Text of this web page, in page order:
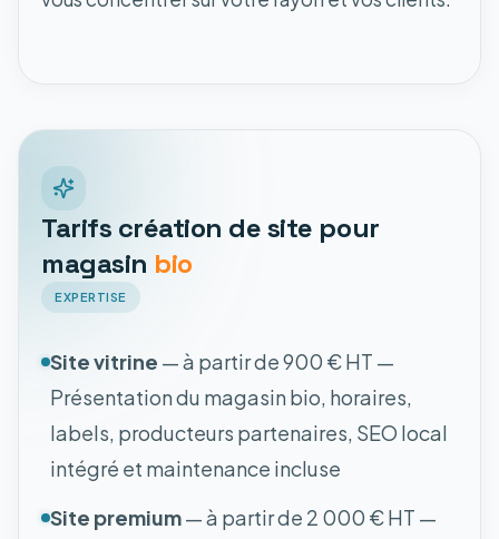
Tarifs création de site pour
magasin bio
EXPERTISE
Site vitrine — à partir de 900 € HT —
Présentation du magasin bio, horaires,
labels, producteurs partenaires, SEO local
intégré et maintenance incluse
Site premium— à partir de 2 000 € HT —